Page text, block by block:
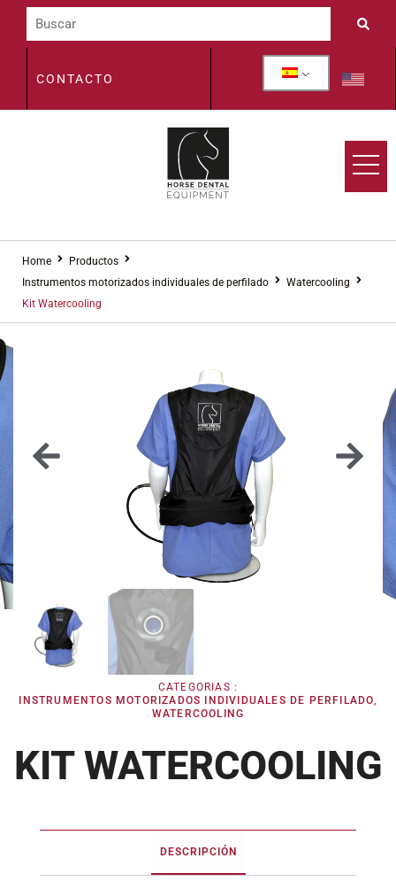
CONTACTO
Home
Productos
Instrumentos motorizados individuales de perfilado
Watercooling
Kit Watercooling
CATEGORIAS :
INSTRUMENTOS MOTORIZADOS INDIVIDUALES DE PERFILADO,
WATERCOOLING
KIT WATERCOOLING
DESCRIPCIÓN